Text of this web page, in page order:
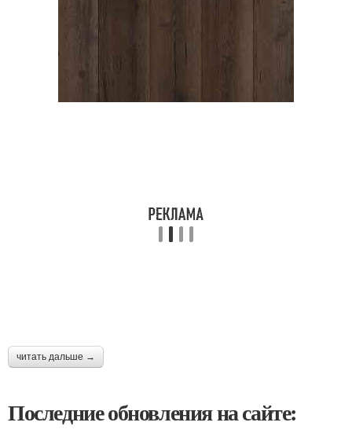
читать дальше →
Последние обновления на сайте: